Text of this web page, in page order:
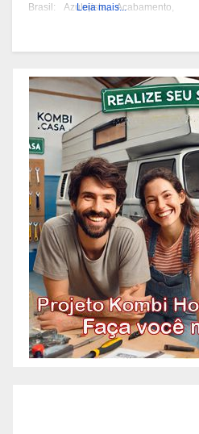
Brasil: Azulejista, Acabamento,
Construções e OAC. Pedreiro:
Geral, Azulejista, Acabamento,
Alvenaria, Reformas,
Construções, Manutenção e
OAC! Quando você pensa em
Pedreiro, imagina aquele
profissional que faz tudo
relacionado à construção?
Acontece que atualmente os
pedreiros se especializaram em
algumas etapas específicas da
construção. A necessidade de
agilidade
Leia mais...